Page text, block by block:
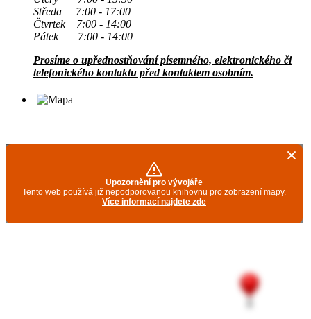
Středa 7:00 - 17:00
Čtvrtek 7:00 - 14:00
Pátek 7:00 - 14:00
Prosíme o upřednostňování písemného, elektronického či
telefonického kontaktu před kontaktem osobním.